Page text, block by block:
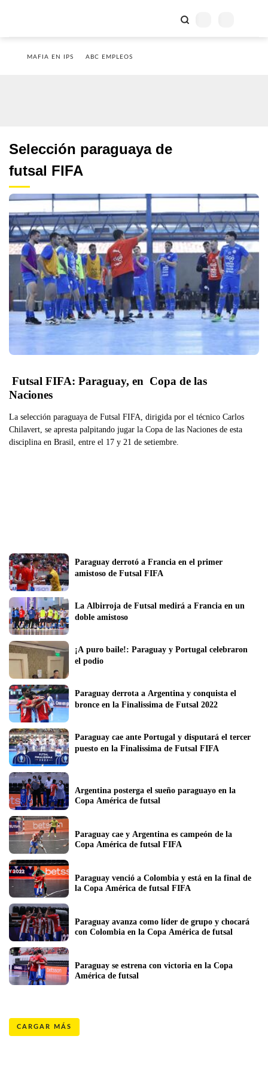
MAFIA EN IPS ABC EMPLEOS
Selección paraguaya de
futsal FIFA
Futsal FIFA: Paraguay, en  Copa de las
Naciones
La selección paraguaya de Futsal FIFA, dirigida por el técnico Carlos
Chilavert, se apresta palpitando jugar la Copa de las Naciones de esta
disciplina en Brasil, entre el 17 y 21 de setiembre.
Paraguay derrotó a Francia en el primer
La Albirroja de Futsal medirá a Francia en un
¡A puro baile!: Paraguay y Portugal celebraron
el podio
Paraguay derrota a Argentina y conquista el
Paraguay cae ante Portugal y disputará el tercer
puesto en la Finalissima de Futsal FIFA
Argentina posterga el sueño paraguayo en la
Copa América de futsal
Paraguay cae y Argentina es campeón de la
Copa América de futsal FIFA
Paraguay venció a Colombia y está en la final de
la Copa América de futsal FIFA
Paraguay avanza como líder de grupo y chocará
con Colombia en la Copa América de futsal
Paraguay se estrena con victoria en la Copa
América de futsal
CARGAR MÁS